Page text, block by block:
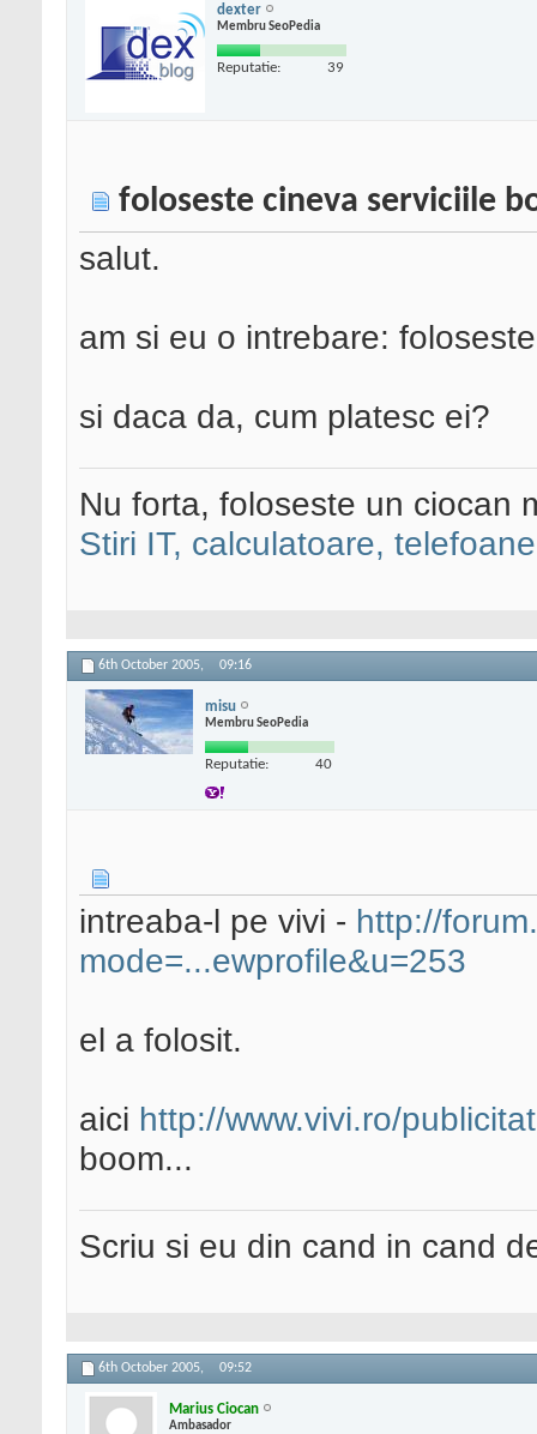
dexter
Membru SeoPedia
Reputatie: 39
foloseste cineva serviciile
salut.
am si eu o intrebare:
si daca da, cum platesc ei?
Nu forta, foloseste un ciocan
Stiri IT, calculatoare, telefoane
6th October 2005, 09:16
misu
Membru SeoPedia
Reputatie: 40
intreaba-l pe vivi - http://
mode=...ewprofile&u=253
el a folosit.
aici http://www.vivi.ro/
boom...
Scriu si eu din cand in cand
6th October 2005, 09:52
Marius Ciocan
Ambasador